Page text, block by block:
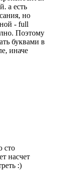
а есть
но
- full
Поэтому
буквами в
иначе
сто
насчет
:)